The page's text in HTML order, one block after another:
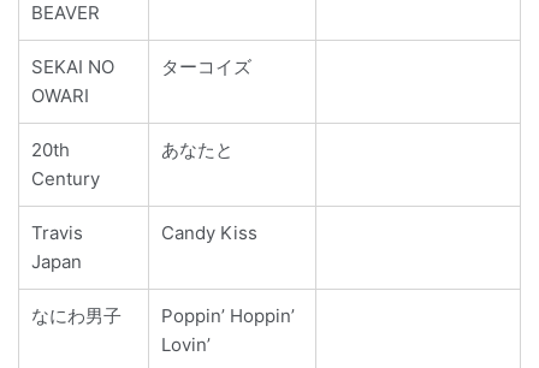
BEAVER
SEKAI NO
OWARI
ターコイズ
20th
Century
あなたと
Travis
Japan
Candy Kiss
なにわ男子
Poppin’ Hoppin’
Lovin’